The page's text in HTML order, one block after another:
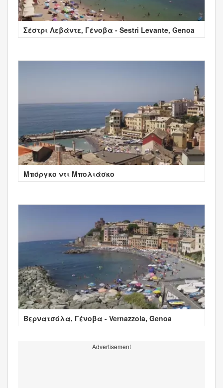
Σέστρι Λεβάντε, Γένοβα - Sestri Levante, Genoa
Μπόργκο ντι Μπολιάσκο
Βερνατσόλα, Γένοβα - Vernazzola, Genoa
Advertisement